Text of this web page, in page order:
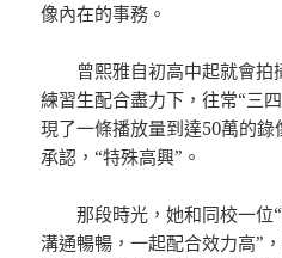
像內在的事務。
曾熙雅自初高中起就會
練習生配合盡力下，往常“三
現了一條播放量到達50萬的
承認，“特殊高興”。
那段時光，她和同校一位
溝通暢暢，一起配合效力高”